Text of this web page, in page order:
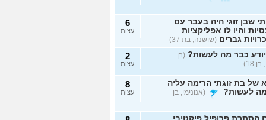
שבן זוגי היה בעבר עם
והיו לו אפליקציות
גברים (שושנה, בת 37)
6
עצות
כבר מה לעשות? (בן
18)
2
עצות
של בת זוגתי הרימה עליה
מה לעשות?
(אנונימי, בן
8
עצות